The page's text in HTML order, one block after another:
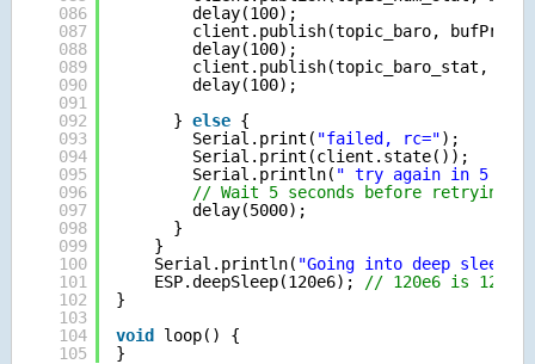
086
087
088
089
090
091
092
093
094
095
096
097
098
099
100
101
102
103
104
105
delay(100);
client.publish(topic_baro, bufPres);
delay(100);
client.publish(topic_baro_stat,
delay(100);
} else {
Serial.print( "failed, rc=");
Serial.print(client.state());
Serial.println( " try again in 5
// Wait 5 seconds before retrying
delay(5000);
}
}
Serial.println( "Going into deep sleep
ESP.deepSleep(120e6);
// 120e6 is 120
}
void loop() {
}